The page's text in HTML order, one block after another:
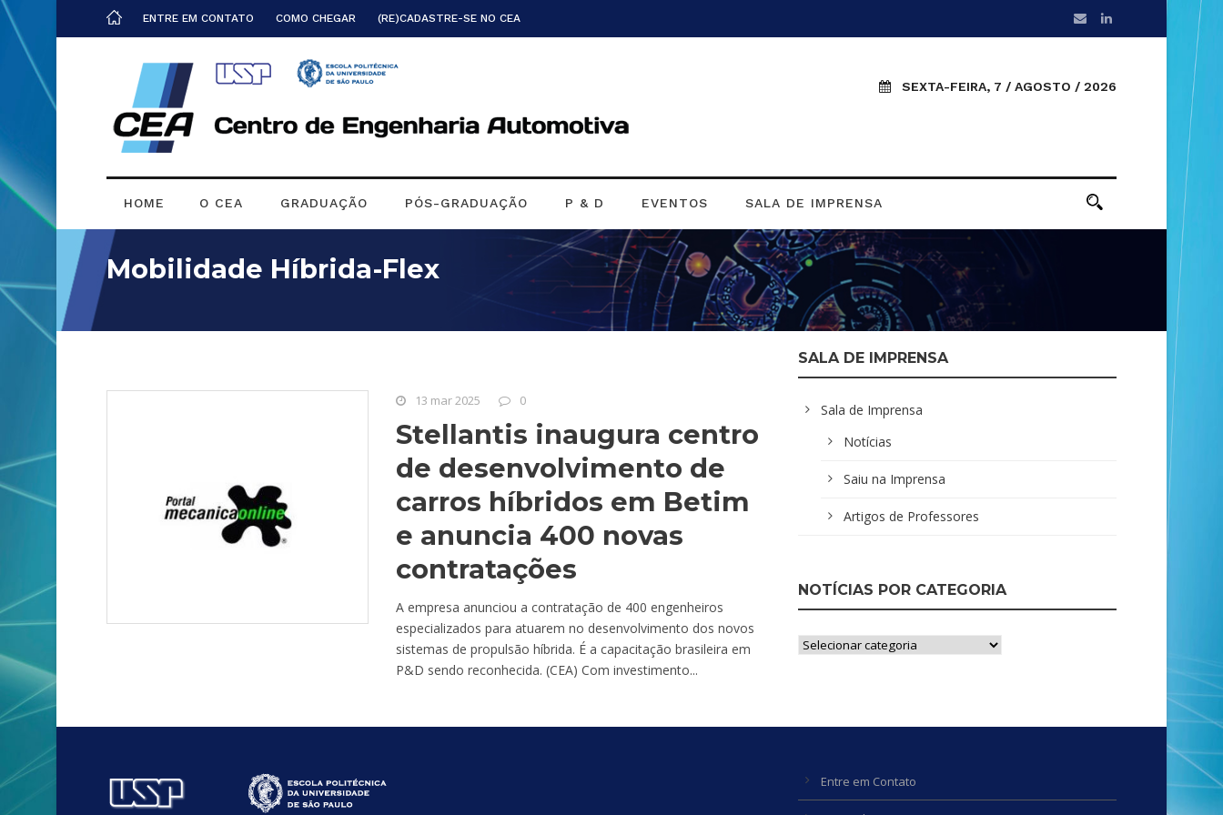
ENTRE EM CONTATO COMO CHEGAR (RE)CADASTRE-SE NO CEA
SEXTA-FEIRA, 7 / AGOSTO / 2026
HOME O CEA GRADUAÇÃO PÓS-GRADUAÇÃO P & D EVENTOS SALA DE IMPRENSA
Mobilidade Híbrida-Flex
13 mar 2025 0
Stellantis inaugura centro
de desenvolvimento de
carros híbridos em Betim
e anuncia 400 novas
contratações
A empresa anunciou a contratação de 400 engenheiros
especializados para atuarem no desenvolvimento dos novos
sistemas de propulsão híbrida. É a capacitação brasileira em
P&D sendo reconhecida. (CEA) Com investimento...
SALA DE IMPRENSA
Sala de Imprensa
Notícias
Saiu na Imprensa
Artigos de Professores
NOTÍCIAS POR CATEGORIA
Notícias
Entre em Contato